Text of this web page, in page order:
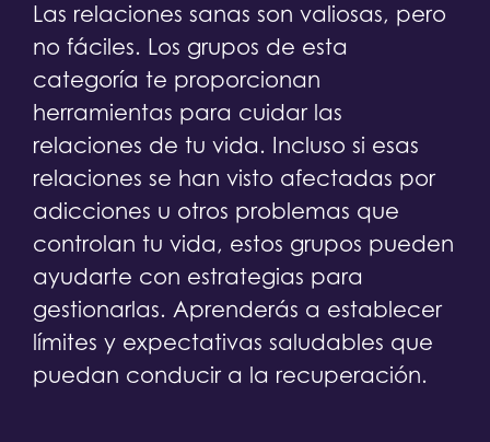
Las relaciones sanas son valiosas, pero
no fáciles. Los grupos de esta
categoría te proporcionan
herramientas para cuidar las
relaciones de tu vida. Incluso si esas
relaciones se han visto afectadas por
adicciones u otros problemas que
controlan tu vida, estos grupos pueden
ayudarte con estrategias para
gestionarlas. Aprenderás a establecer
límites y expectativas saludables que
puedan conducir a la recuperación.